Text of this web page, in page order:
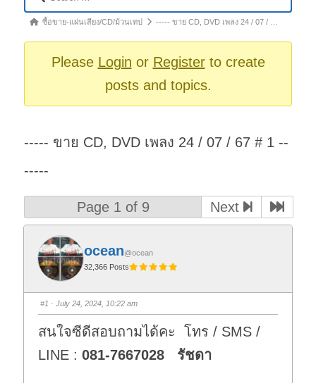
Navigation
Forumซื้อขาย-แผ่นเสียง/CD/ม้วนเทป ----- ขาย CD, DVD เพลง 24 / 07 / …
Please Login or Registerto create
posts and topics.
----- ขาย CD, DVD เพลง 24 / 07 / 67 # 1 --
-----
Page 1 of 9 Next
ocean@ocean
32,366 Posts
#1 · July 24, 2024, 10:22 am
สนใจซีดีสอบถามได้คะ โทร / SMS /
LINE :081-7667028 รัชดา